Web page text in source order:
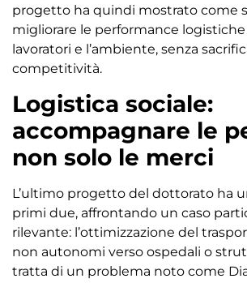
progetto ha quindi mostrato come
migliorare le performance
lavoratori e l’ambiente, senza
competitività.
Logistica sociale:
accompagnare le
non solo le merci
L’ultimo progetto del dottorato ha
primi due, affrontando un caso
rilevante: l’ottimizzazione del
non autonomi verso ospedali o
tratta di un problema noto come